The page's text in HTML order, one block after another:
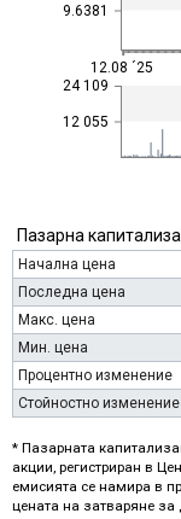
9.6381
12 055
24 109
12.08 ´25
Пазарна
Начална цена
Последна цена
Макс. цена
Мин. цена
Процентно изменение
Стойностно изменение
* Пазарната
акции, регистриран в
емисията се намира в
цената на затваряне за